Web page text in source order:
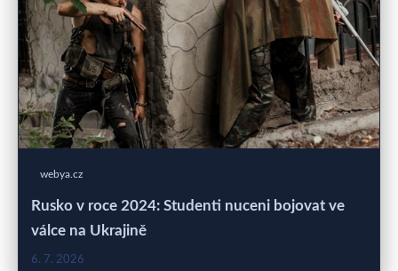
webya.cz
Rusko v roce 2024: Studenti nuceni bojovat ve
válce na Ukrajině
6. 7. 2026